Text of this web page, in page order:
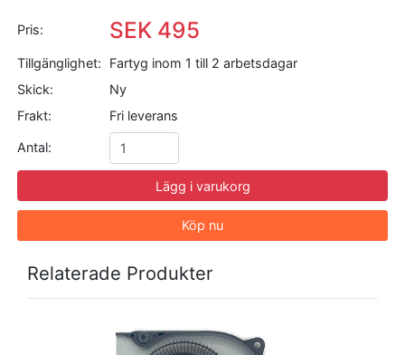
Pris: SEK 495
Tillgänglighet:
Fartyg inom 1 till 2 arbetsdagar
Skick:
Ny
Frakt:
Fri leverans
Antal:
Lägg i varukorg
Köp nu
Relaterade Produkter